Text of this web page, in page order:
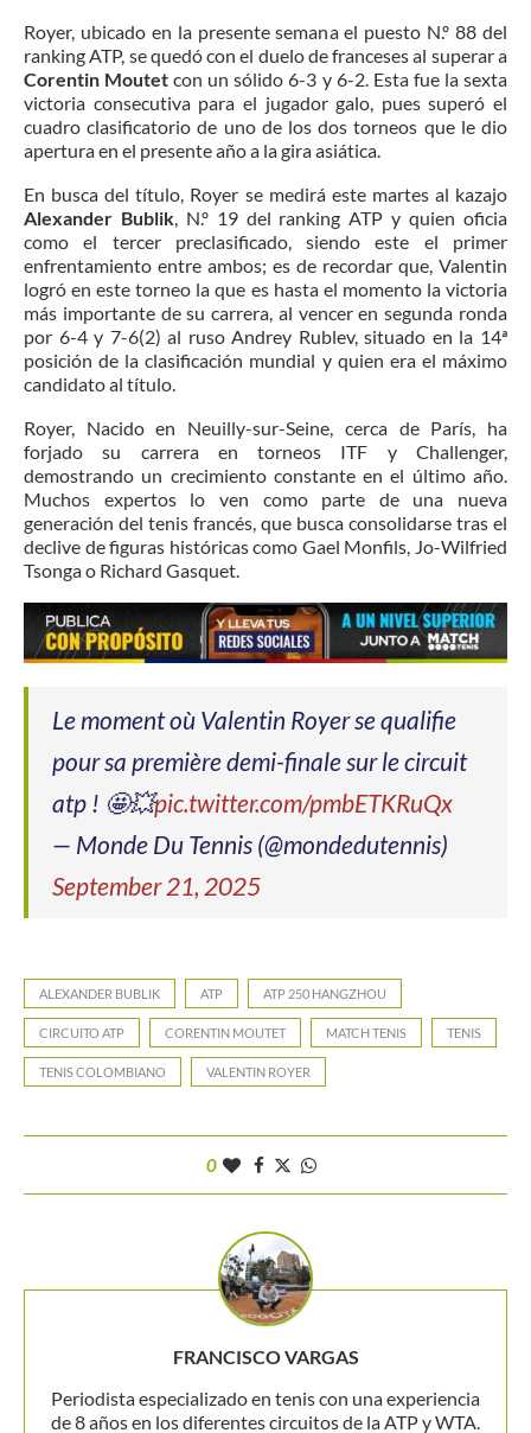
Royer, ubicado en la presente semana el puesto N.º 88 del
ranking ATP, se quedó con el duelo de franceses al superar a
Corentin Moutet con un sólido 6-3 y 6-2. Esta fue la sexta
victoria consecutiva para el jugador galo, pues superó el
cuadro clasificatorio de uno de los dos torneos que le dio
apertura en el presente año a la gira asiática.
En busca del título, Royer se medirá este martes al kazajo
Alexander Bublik, N.º 19 del ranking ATP y quien oficia
como el tercer preclasificado, siendo este el primer
enfrentamiento entre ambos; es de recordar que, Valentin
logró en este torneo la que es hasta el momento la victoria
más importante de su carrera, al vencer en segunda ronda
por 6-4 y 7-6(2) al ruso Andrey Rublev, situado en la 14ª
posición de la clasificación mundial y quien era el máximo
candidato al título.
Royer, Nacido en Neuilly-sur-Seine, cerca de París, ha
forjado su carrera en torneos ITF y Challenger,
demostrando un crecimiento constante en el último año.
Muchos expertos lo ven como parte de una nueva
generación del tenis francés, que busca consolidarse tras el
declive de figuras históricas como Gael Monfils, Jo-Wilfried
Tsonga o Richard Gasquet.
Le moment où Valentin Royer se qualifie
pour sa première demi-finale sur le circuit
atp ! 🤩💥pic.twitter.com/pmbETKRuQx
— Monde Du Tennis (@mondedutennis)
September 21, 2025
ALEXANDER BUBLIK ATP ATP 250 HANGZHOU
CIRCUITO ATP CORENTIN MOUTET MATCH TENIS TENIS
TENIS COLOMBIANO VALENTIN ROYER
0
FRANCISCO VARGAS
Periodista especializado en tenis con una experiencia
de 8 años en los diferentes circuitos de la ATP y WTA.